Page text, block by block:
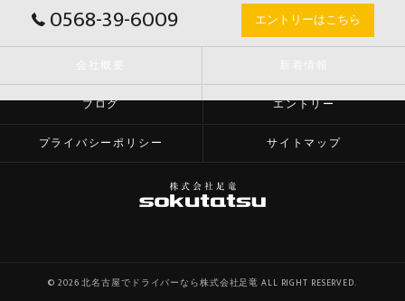
0568-39-6009 エントリーはこちら
ブログ エントリー
プライバシーポリシー サイトマップ
© 2026 北名古屋でドライバーなら株式会社足竜 ALL RIGHT RESERVED.